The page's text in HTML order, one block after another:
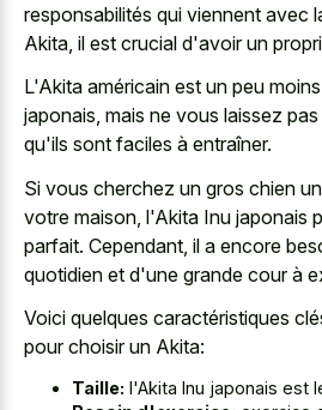
responsabilités qui viennent avec
Akita, il est crucial d'avoir un
L'Akita américain est un peu
japonais, mais ne vous laissez
qu'ils sont faciles à entraîner.
Si vous cherchez un gros chien
votre maison, l'Akita Inu japonais
parfait. Cependant, il a encore
quotidien et d'une grande cour à
Voici quelques caractéristiques
pour choisir un Akita:
Taille: l'Akita Inu japonais est